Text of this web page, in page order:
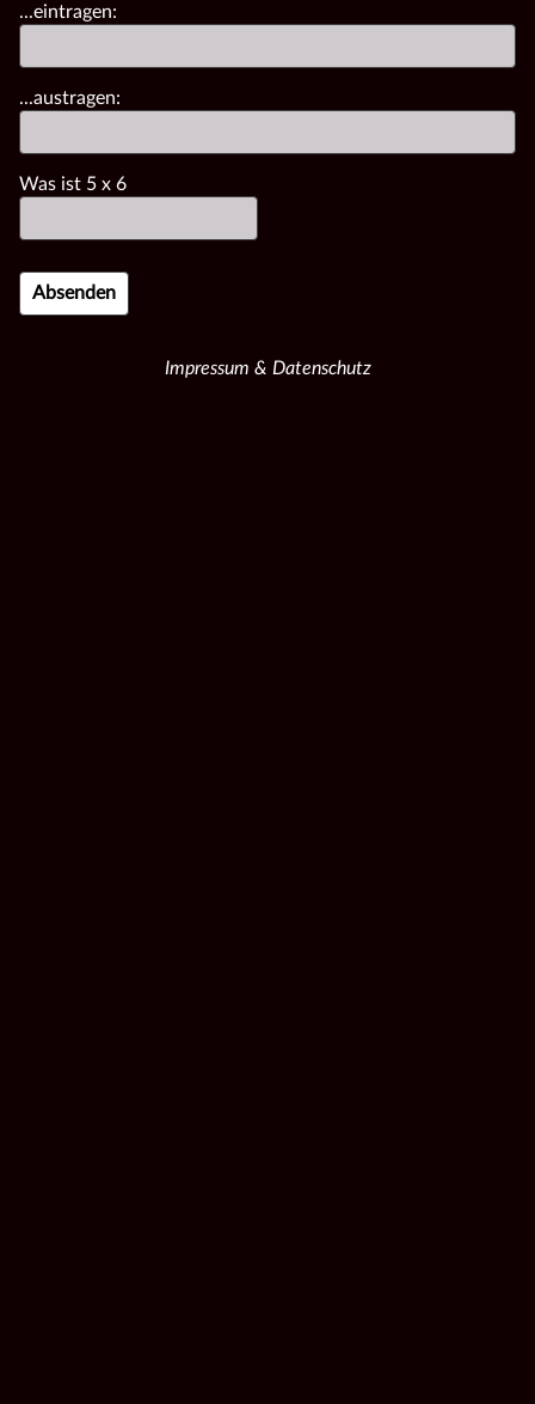
...eintragen:
...austragen:
Was ist 5 x 6
Impressum & Datenschutz